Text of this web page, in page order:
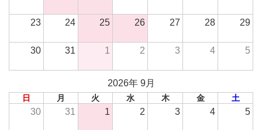
23 24 25 26 27 28 29
30 31 1 2 3 4 5
2026年 9月
日 月 火 水 木 金 土
30 31 1 2 3 4 5